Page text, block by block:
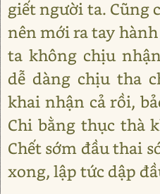
giết người ta. Cũng
nên mới ra tay
ta không chịu
dễ dàng chịu tha
khai nhận cả rồi,
Chi bằng thục thà
Chết sớm đầu thai
xong, lập tức dập